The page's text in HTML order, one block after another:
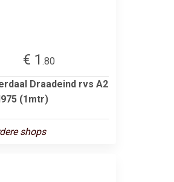
€ 1 .80
Draadeind rvs A2
(1mtr)
shops